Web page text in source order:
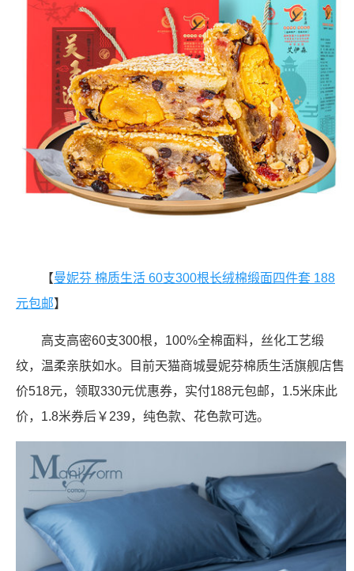
【曼妮芬 棉质生活 60支300根长绒棉缎面四件套 188
元包邮】
高支高密60支300根，100%全棉面料，丝化工艺缎
纹，温柔亲肤如水。目前天猫商城曼妮芬棉质生活旗舰店售
价518元，领取330元优惠券，实付188元包邮，1.5米床此
价，1.8米券后￥239，纯色款、花色款可选。